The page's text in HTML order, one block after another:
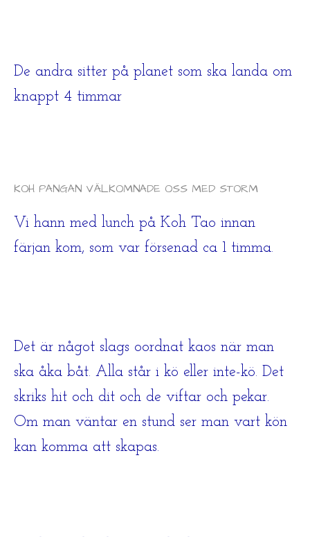
De andra sitter på planet som ska landa om
knappt 4 timmar
KOH PANGAN VÄLKOMNADE OSS MED STORM
Vi hann med lunch på Koh Tao innan
färjan kom, som var försenad ca 1 timma.
Det är något slags oordnat kaos när man
ska åka båt. Alla står i kö eller inte-kö. Det
skriks hit och dit och de viftar och pekar.
Om man väntar en stund ser man vart kön
kan komma att skapas.